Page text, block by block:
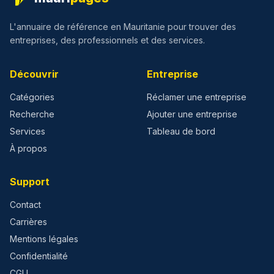
L'annuaire de référence en Mauritanie pour trouver des
entreprises, des professionnels et des services.
Découvrir
Catégories
Recherche
Services
À propos
Entreprise
Réclamer une entreprise
Ajouter une entreprise
Tableau de bord
Support
Contact
Carrières
Mentions légales
Confidentialité